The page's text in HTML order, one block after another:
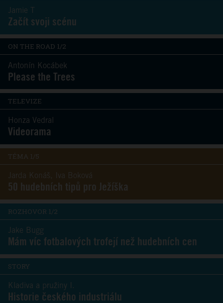
Jamie T
Začít svoji scénu
ON THE ROAD 1/2
Antonín Kocábek
Please the Trees
TELEVIZE
Honza Vedral
Videorama
TÉMA 1/5
Jarda Konáš, Iva Boková
50 hudebních tipů pro Ježíška
ROZHOVOR 1/2
Jake Bugg
Mám víc fotbalových trofejí než hudebních cen
STORY
Kladiva a pružiny I.
Historie českého industriálu